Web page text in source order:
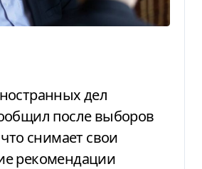
после выборов
снимает свои
рекомендации